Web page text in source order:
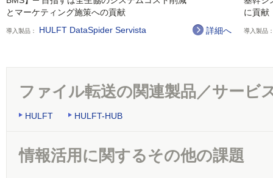
とマーケティング施策への貢献
導入製品： HULFT DataSpider Servista 詳細へ
に貢献
導入製品
ファイル転送の関連製品／サービ
HULFT HULFT-HUB
情報活用に関するその他の課題